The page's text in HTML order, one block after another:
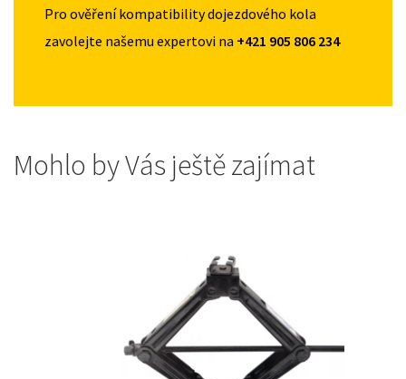
Pro ověření kompatibility dojezdového kola
zavolejte našemu expertovi na +421 905 806 234
Mohlo by Vás ještě zajímat